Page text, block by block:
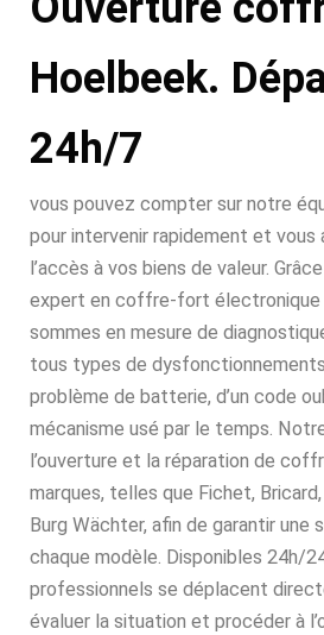
Hoelbeek.
24h/7
vous pouvez compter sur notre
pour intervenir rapidement et vous
l’accès à vos biens de valeur.
expert en coffre-fort électronique
sommes en mesure de
tous types de dysfonctionnements,
problème de batterie, d’un code
mécanisme usé par le temps.
l’ouverture et la réparation de
marques, telles que Fichet,
Burg Wächter, afin de garantir une
chaque modèle. Disponibles 24h/
professionnels se déplacent
évaluer la situation et procéder à